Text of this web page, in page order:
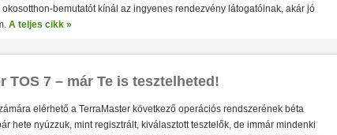
RAID-es tárhely és extra gyors munkaterület egy
(10 Gbit/sec)
bemutatót kínál az ingyenes rendezvény látogatóinak, akár jó
A teljes cikk »
TOS 7 – már Te is tesztelheted!
elérhető a TerraMaster következő operációs rendszerének béta
hete nyúzzuk, mint regisztrált, kiválasztott tesztelők, de immár mindenki